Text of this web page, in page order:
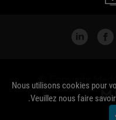
Nous utilisons cookies pour
Veuillez nous faire